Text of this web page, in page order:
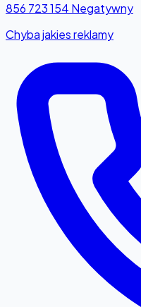
856 723 154 Negatywny
Chyba jakies reklamy